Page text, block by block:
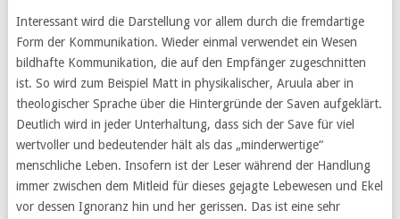
Interessant wird die Darstellung vor allem durch die fremdartige
Form der Kommunikation. Wieder einmal verwendet ein Wesen
bildhafte Kommunikation, die auf den Empfänger zugeschnitten
ist. So wird zum Beispiel Matt in physikalischer, Aruula aber in
theologischer Sprache über die Hintergründe der Saven aufgeklärt.
Deutlich wird in jeder Unterhaltung, dass sich der Save für viel
wertvoller und bedeutender hält als das „minderwertige“
menschliche Leben. Insofern ist der Leser während der Handlung
immer zwischen dem Mitleid für dieses gejagte Lebewesen und Ekel
vor dessen Ignoranz hin und her gerissen. Das ist eine sehr